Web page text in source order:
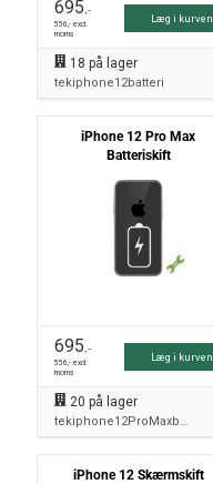
695,-
556,- excl.
moms
Læg i kurven
18 på lager
tekiphone12batteri
iPhone 12 Pro Max
Batteriskift
695,-
556,- excl.
moms
Læg i kurven
20 på lager
tekiphone12ProMaxbatteri
iPhone 12 Skærmskift